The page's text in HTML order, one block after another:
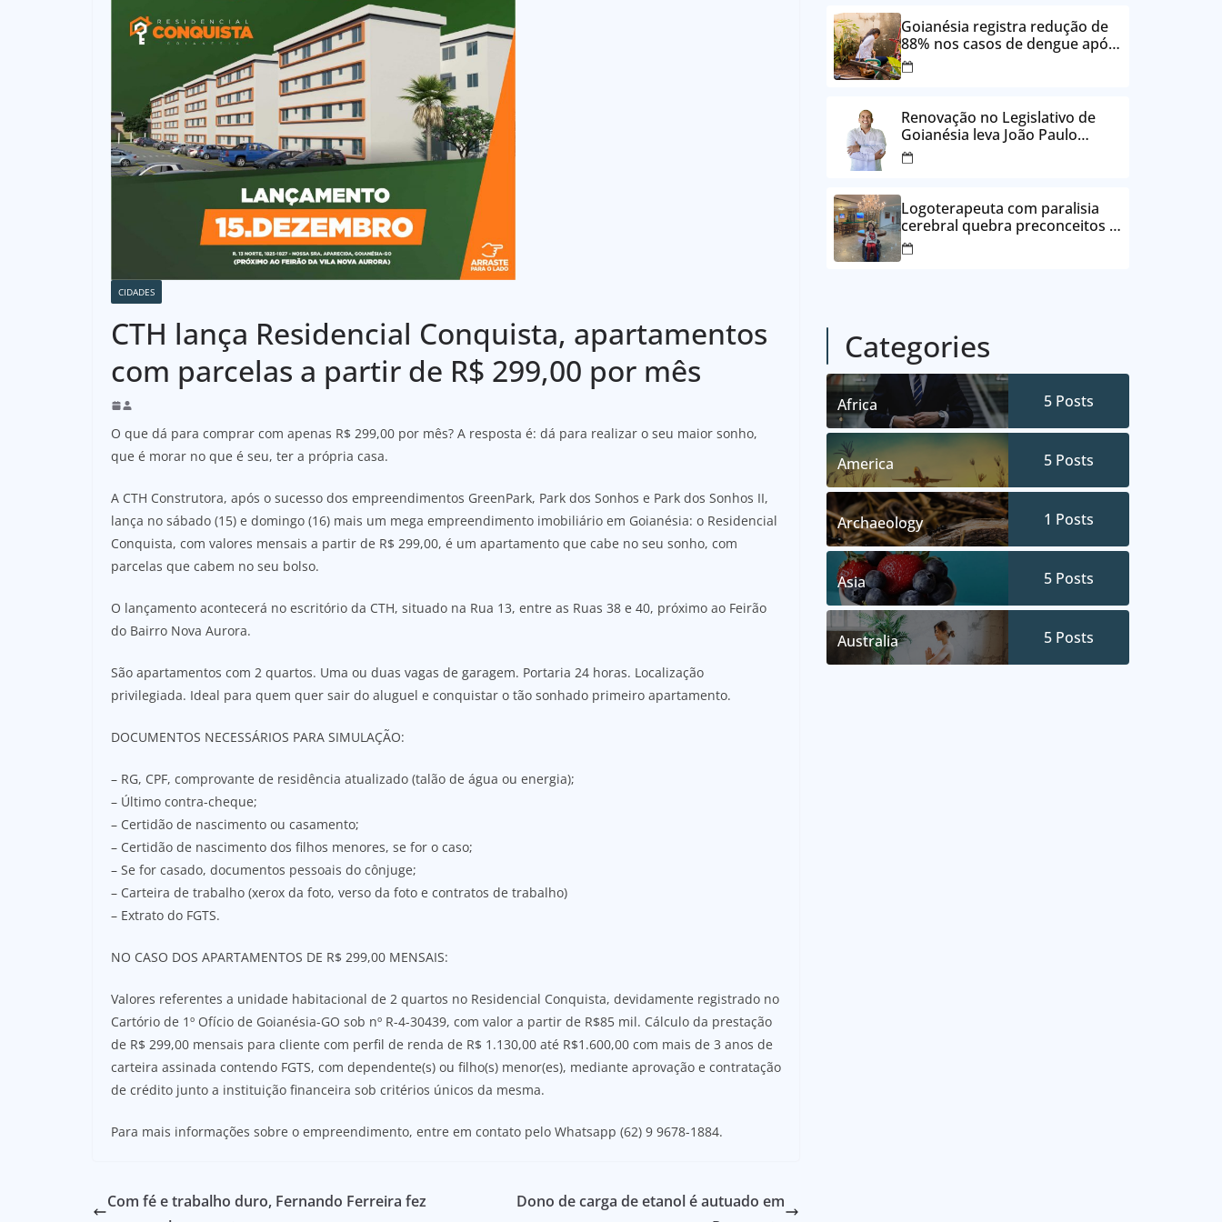
CIDADES
CTH lança Residencial Conquista, apartamentos
com parcelas a partir de R$ 299,00 por mês
O que dá para comprar com apenas R$ 299,00 por mês? A resposta é: dá para realizar o seu maior sonho,
que é morar no que é seu, ter a própria casa.
A CTH Construtora, após o sucesso dos empreendimentos GreenPark, Park dos Sonhos e Park dos Sonhos II,
lança no sábado (15) e domingo (16) mais um mega empreendimento imobiliário em Goianésia: o Residencial
Conquista, com valores mensais a partir de R$ 299,00, é um apartamento que cabe no seu sonho, com
parcelas que cabem no seu bolso.
O lançamento acontecerá no escritório da CTH, situado na Rua 13, entre as Ruas 38 e 40, próximo ao Feirão
do Bairro Nova Aurora.
São apartamentos com 2 quartos. Uma ou duas vagas de garagem. Portaria 24 horas. Localização
privilegiada. Ideal para quem quer sair do aluguel e conquistar o tão sonhado primeiro apartamento.
DOCUMENTOS NECESSÁRIOS PARA SIMULAÇÃO:
– RG, CPF, comprovante de residência atualizado (talão de água ou energia);
– Último contra-cheque;
– Certidão de nascimento ou casamento;
– Certidão de nascimento dos filhos menores, se for o caso;
– Se for casado, documentos pessoais do cônjuge;
– Carteira de trabalho (xerox da foto, verso da foto e contratos de trabalho)
– Extrato do FGTS.
NO CASO DOS APARTAMENTOS DE R$ 299,00 MENSAIS:
Valores referentes a unidade habitacional de 2 quartos no Residencial Conquista, devidamente registrado no
Cartório de 1º Ofício de Goianésia-GO sob nº R-4-30439, com valor a partir de R$85 mil. Cálculo da prestação
de R$ 299,00 mensais para cliente com perfil de renda de R$ 1.130,00 até R$1.600,00 com mais de 3 anos de
carteira assinada contendo FGTS, com dependente(s) ou filho(s) menor(es), mediante aprovação e contratação
de crédito junto a instituição financeira sob critérios únicos da mesma.
Para mais informações sobre o empreendimento, entre em contato pelo Whatsapp (62) 9 9678-1884.
Com fé e trabalho duro, Fernando Ferreira fez
Dono de carga de etanol é autuado em
Goianésia registra redução de
88% nos casos de dengue após
ações de prevenção da
Prefeitura
Renovação no Legislativo de
Goianésia leva João Paulo
Batista à Câmara Municipal
Logoterapeuta com paralisia
cerebral quebra preconceitos e
ajuda pacientes a reencontrar
propósito em Goianésia
Categories
Africa 5 Posts
America 5 Posts
Archaeology 1 Posts
Asia 5 Posts
Australia 5 Posts